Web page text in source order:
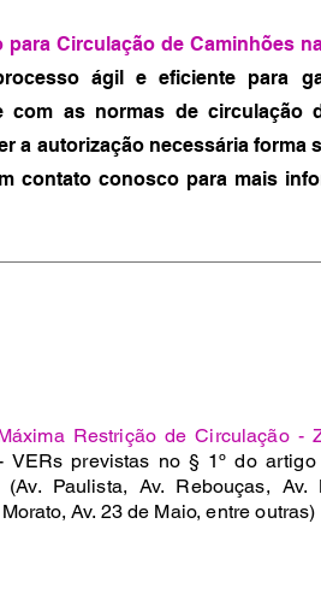
Circulação de Caminhões
ágil e eficiente para
com as normas de circulação
a autorização necessária forma
contato conosco para mais
Restrição de Circulação -
VERs previstas no § 1º do artigo
(Av. Paulista, Av. Rebouças,
Av. 23 de Maio, entre outras)